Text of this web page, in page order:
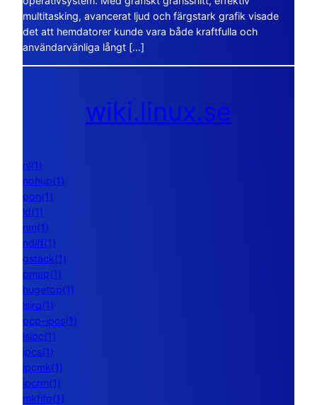
multitasking, avancerat ljud och färgstark grafik visade
det att hemdatorer kunde vara både kraftfulla och
användarvänliga långt […]
wiki.linux.se
nl(1)
nohup(1)
pon(1)
ld(1)
nm(1)
ndiff(1)
gstack(1)
pmap(1)
hugetop(1)
lsirq(1)
pcp-ipcs(1)
lsipc(1)
ipcs(1)
ipcmk(1)
ipcrm(1)
mkfifo(1)